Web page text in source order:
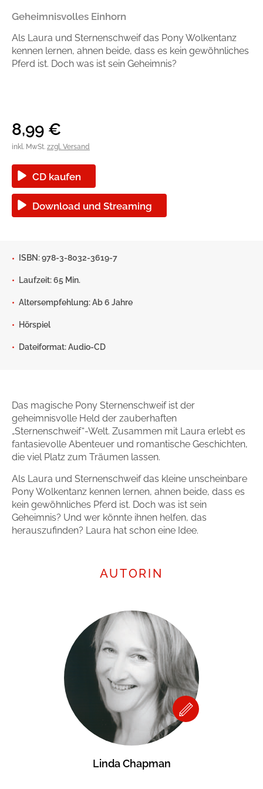
Man sieht sich
Ratgeber und Sachbuch
Reihen
Gib dem Monster keine Schokolade
Indigo Wild - Folge 1
Handel
Presse
Geheimnisvolles Einhorn
Als Laura und Sternenschweif das Pony Wolkentanz
kennen lernen, ahnen beide, dass es kein gewöhnliches
Pferd ist. Doch was ist sein Geheimnis?
8,99 €
inkl. MwSt. zzgl. Versand
CD kaufen
Download und Streaming
ISBN: 978-3-8032-3619-7
Laufzeit: 65 Min.
Altersempfehlung: Ab 6 Jahre
Hörspiel
Dateiformat: Audio-CD
Das magische Pony Sternenschweif ist der
geheimnisvolle Held der zauberhaften
„Sternenschweif“-Welt. Zusammen mit Laura erlebt es
fantasievolle Abenteuer und romantische Geschichten,
die viel Platz zum Träumen lassen.
Als Laura und Sternenschweif das kleine unscheinbare
Pony Wolkentanz kennen lernen, ahnen beide, dass es
kein gewöhnliches Pferd ist. Doch was ist sein
Geheimnis? Und wer könnte ihnen helfen, das
herauszufinden? Laura hat schon eine Idee.
AUTORIN
Linda Chapman